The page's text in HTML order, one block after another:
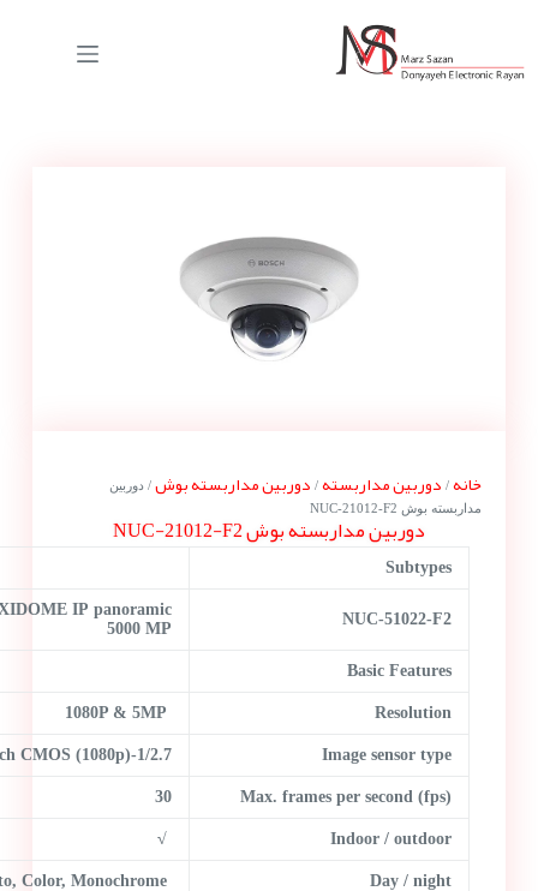
خانه/ دوربین مداربسته/ دوربین مداربسته بوش/ دوربین
مداربسته بوش NUC-21012-F2
دوربین مداربسته بوش NUC-21012-F2
Subtypes
NUC-51022-F2
IP panoramic
5000 MP
Basic Features
Resolution
Image sensor type
1/2.7-inch CMOS (1080p)
Max. frames per second (fps)
30
Indoor / outdoor
√
Day / night
Color, Monochrome